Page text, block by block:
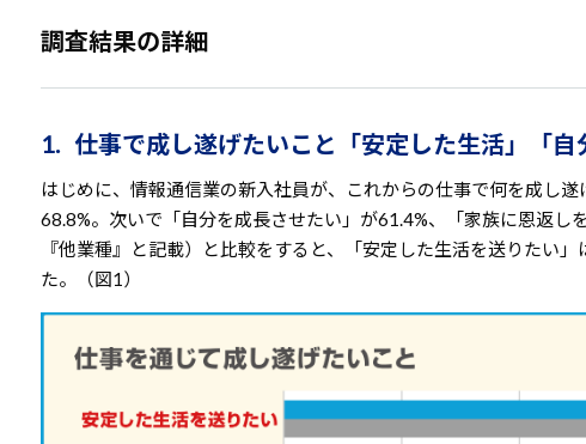
調査結果の詳細
1. 仕事で成し遂げたいこと「安定した生活」「
はじめに、情報通信業の新入社員が、これからの仕事で何を成し
68.8%。次いで「自分を成長させたい」が61.4%、「家族に恩返し
『他業種』と記載）と比較をすると、「安定した生活を送りたい
た。（図1）